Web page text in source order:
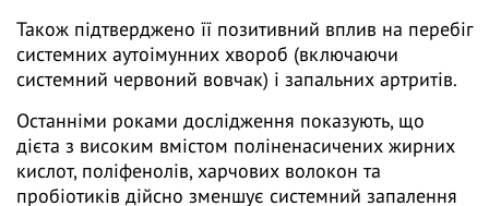
Також підтверджено її позитивний вплив на перебіг
системних аутоімунних хвороб (включаючи
системний червоний вовчак) і запальних артритів.
Останніми роками дослідження показують, що
дієта з високим вмістом поліненасичених жирних
кислот, поліфенолів, харчових волокон та
пробіотиків дійсно зменшує системний запалення